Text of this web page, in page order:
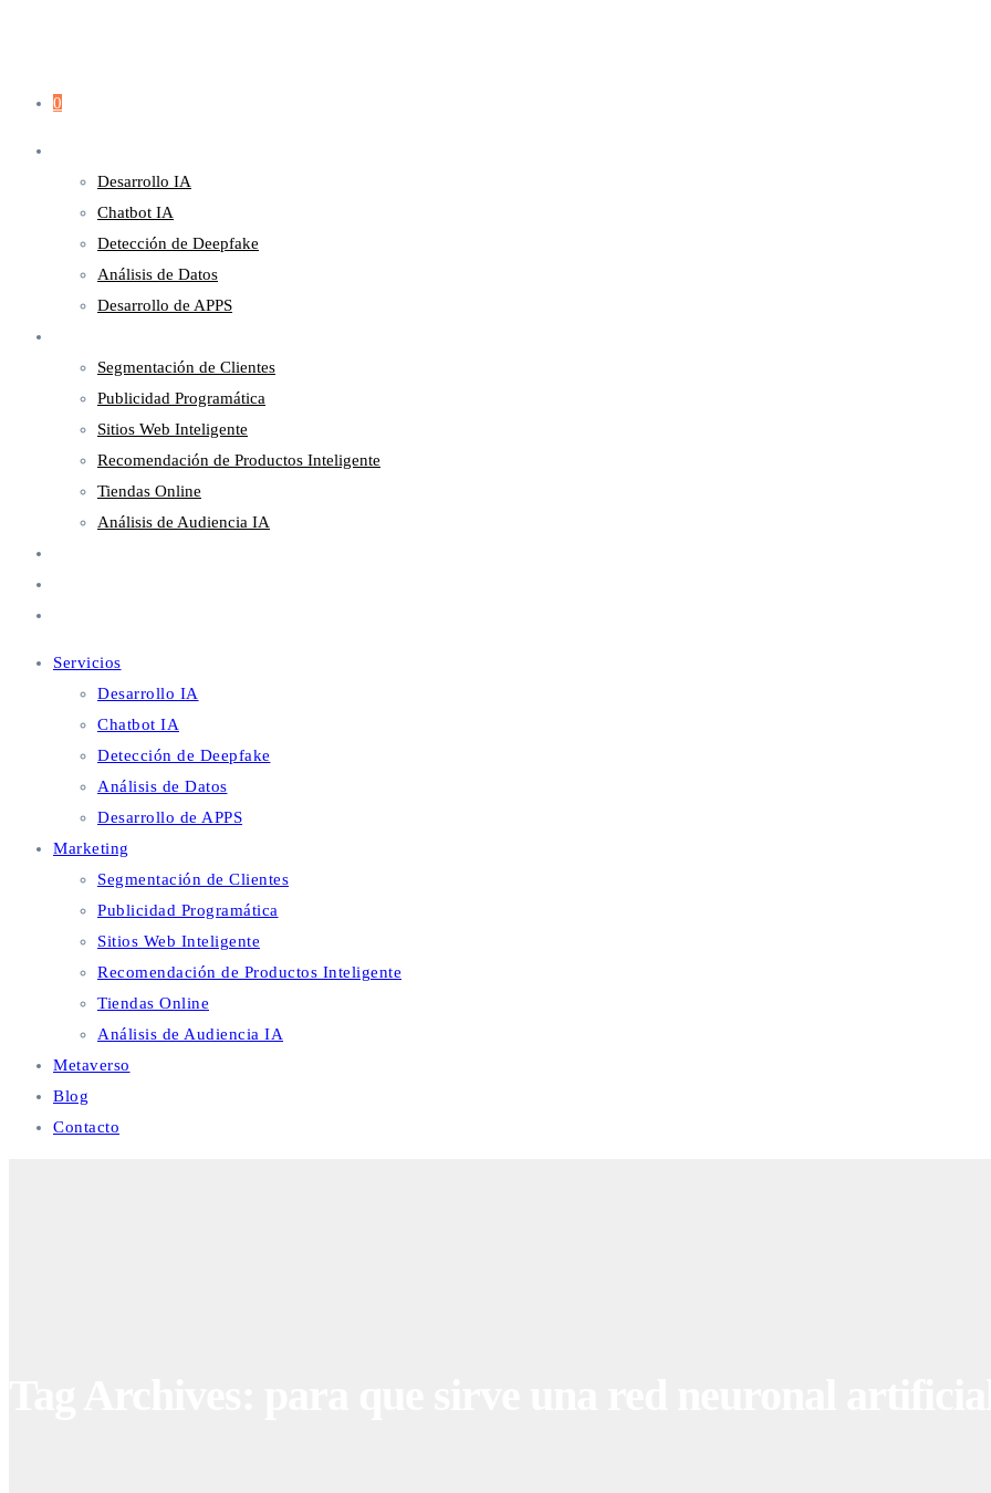
0
Desarrollo IA
Chatbot IA
Detección de Deepfake
Análisis de Datos
Desarrollo de APPS
Segmentación de Clientes
Publicidad Programática
Sitios Web Inteligente
Recomendación de Productos Inteligente
Tiendas Online
Análisis de Audiencia IA
Servicios
Desarrollo IA
Chatbot IA
Detección de Deepfake
Análisis de Datos
Desarrollo de APPS
Marketing
Segmentación de Clientes
Publicidad Programática
Sitios Web Inteligente
Recomendación de Productos Inteligente
Tiendas Online
Análisis de Audiencia IA
Metaverso
Blog
Contacto